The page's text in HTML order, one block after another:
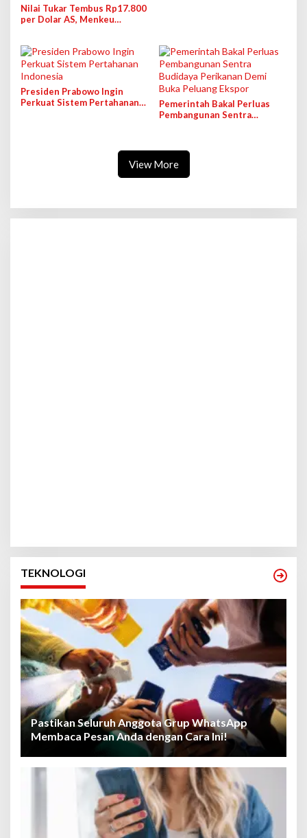
Nilai Tukar Tembus Rp17.800
per Dolar AS, Menkeu
Presiden Prabowo Ingin
Perkuat Sistem Pertahanan
Pemerintah Bakal Perluas
Pembangunan Sentra
View More
TEKNOLOGI
Pastikan Seluruh Anggota Grup WhatsApp
Membaca Pesan Anda dengan Cara Ini!